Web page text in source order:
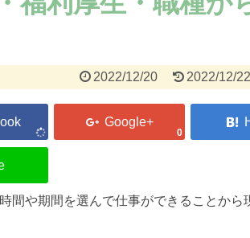
2022/12/20 2022/12/22
0
間や期間を選んで仕事ができることから